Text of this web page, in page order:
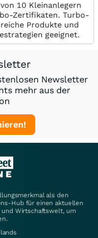
10 Kleinanlegern
Zertifikaten. Turbo-
Produkte und
geeignet.
Newsletter
mehr aus der
als den
Hub für einen aktuellen
Wirtschaftswelt, um